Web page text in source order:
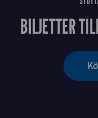
BILJETTER